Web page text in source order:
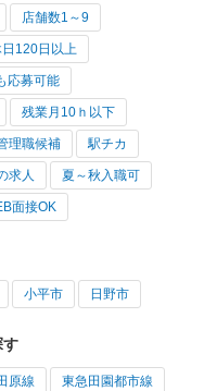
店舗数1～9
120日以上
応募可能
残業月10ｈ以下
理職候補 駅チカ
求人 夏～秋入職可
面接OK
小平市 日野市
す
原線 東急田園都市線